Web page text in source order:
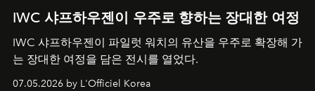
IWC 샤프하우젠이 우주로 향하는 장대한 여정
IWC 샤프하우젠이 파일럿 워치의 유산을 우주로 확장해 가
는 장대한 여정을 담은 전시를 열었다.
07.05.2026 by L'Officiel Korea